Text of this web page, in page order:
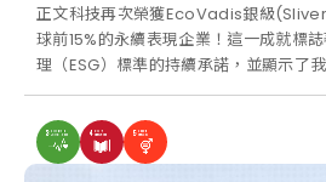
正文科技再次榮獲EcoVadis銀級
球前15%的永續表現企業！這一成就標
理（ESG）標準的持續承諾，並顯示了
持續努力。 我們將持續在環境、勞動和
購等四大主題努力，以達到更高的環境
此評鑑認可為動力，持續推動各項永續
一份心力。